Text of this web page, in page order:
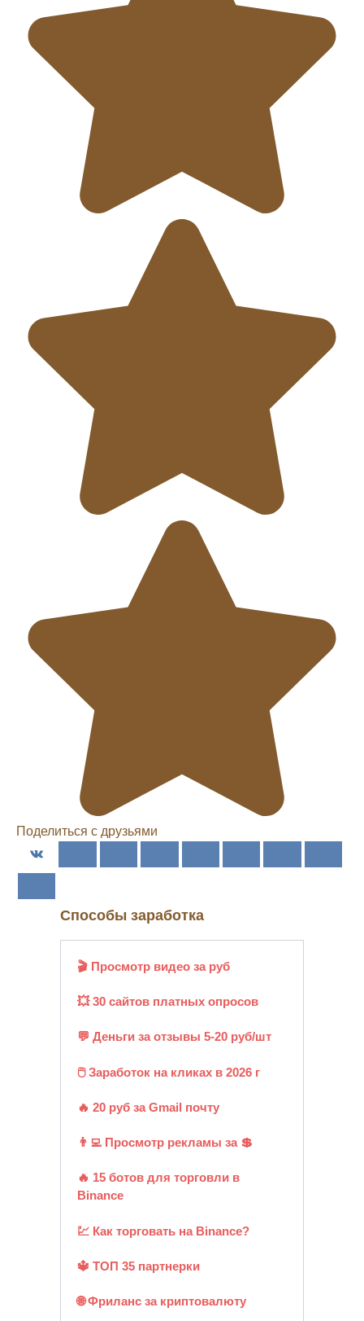
Поделиться с друзьями
Способы заработка
🎬 Просмотр видео за руб
💥 30 сайтов платных опросов
💬 Деньги за отзывы 5-20 руб/шт
🖱️ Заработок на кликах в 2026 г
🔥 20 руб за Gmail почту
👨‍💻 Просмотр рекламы за 💲
🔥 15 ботов для торговли в
Binance
💹 Как торговать на Binance?
🔱 ТОП 35 партнерки
🌐 Фриланс за криптовалюту